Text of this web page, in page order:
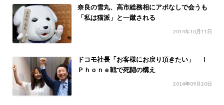
奈良の雪丸、高市総務相にアポなしで会うも
「私は猫派」と一蹴される
2014年10月11日
ドコモ社長「お客様にお戻り頂きたい」 ｉ
Ｐｈｏｎｅ戦で死闘の構え
2014年09月20日